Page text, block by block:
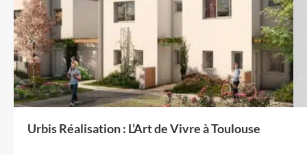
Urbis Réalisation : L’Art de Vivre à Toulouse